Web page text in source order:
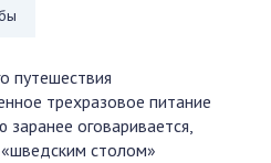
путешествия
трехразовое питание
оговаривается,
столом»